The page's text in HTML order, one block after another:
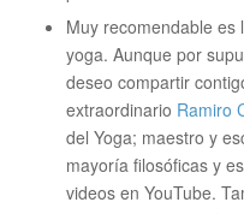
Muy recomendable es
yoga. Aunque por
deseo compartir
extraordinario Ramiro
del Yoga; maestro y
mayoría filosóficas y
videos en YouTube.